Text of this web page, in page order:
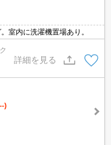
室内に洗濯機置場あり。
詳細を見る
)